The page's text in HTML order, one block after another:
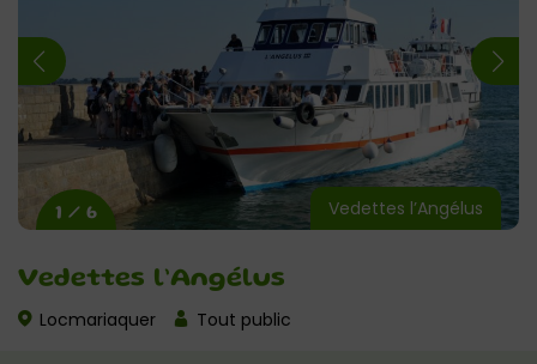
Vedettes l’Angélus
Locmariaquer Tout public
Vedettes l’Angélus
1 / 6